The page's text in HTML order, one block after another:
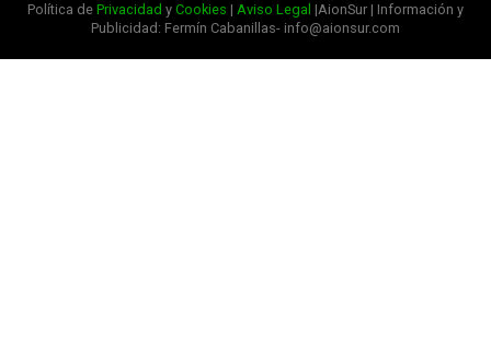
Política de Privacidad y Cookies | Aviso Legal |AionSur | Información y
Publicidad: Fermín Cabanillas- info@aionsur.com